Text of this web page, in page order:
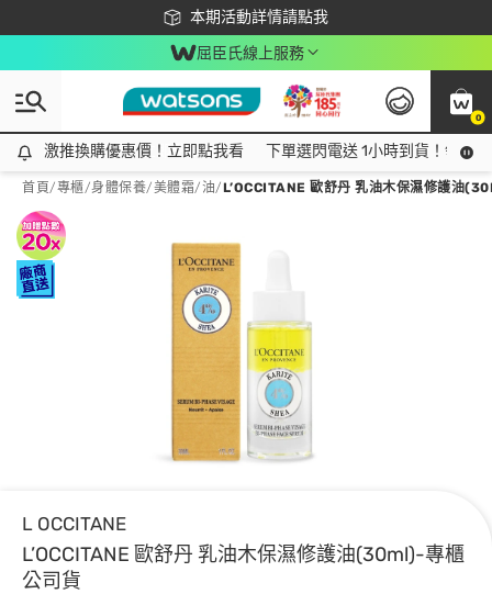
本期活動詳情請點我
下載app最高回饋$350
屈臣氏線上服務
0
激推換購優惠價！立即點我看
激推換購優惠價！立即點我看 下單選閃電送 1小時到貨！領神
首頁/專櫃/身體保養/美體霜/油/L’OCCITANE 歐舒丹 乳油木保濕修護油
L OCCITANE
L’OCCITANE 歐舒丹 乳油木保濕修護油(30ml)-專櫃
公司貨